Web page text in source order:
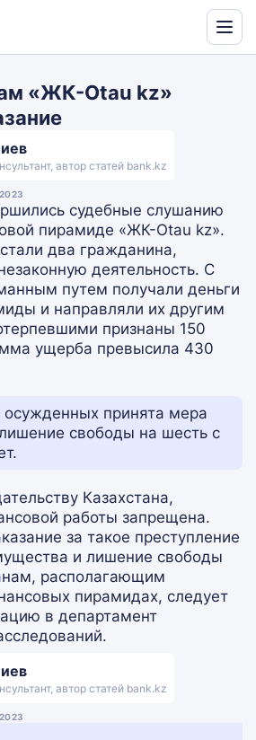
Translate
«ЖК-Otau kz»
автор статей bank.kz
судебные слушанию
пирамиде «ЖК-Otau kz».
два гражданина,
деятельность. С
путем получали деньги
и направляли их другим
признаны 150
ущерба превысила 430
принята мера
свободы на шесть с
Казахстана,
работы запрещена.
за такое преступление
и лишение свободы
располагающим
пирамидах, следует
в департамент
автор статей bank.kz